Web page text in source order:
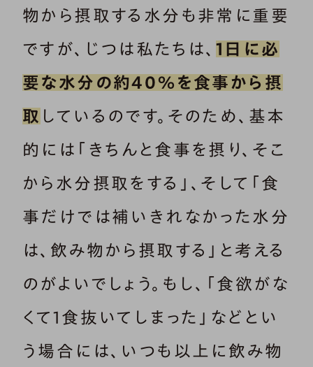
物から摂取する水分も非常に重要
ですが、じつは私たちは、 1日に必
要な水分の約40％を食事から摂
取 しているのです。そのため、基本
的には「きちんと食事を摂り、そこ
から水分摂取をする」、そして「食
事だけでは補いきれなかった水分
は、飲み物から摂取する」と考える
のがよいでしょう。もし、「食欲がな
くて1食抜いてしまった」などとい
う場合には、いつも以上に飲み物